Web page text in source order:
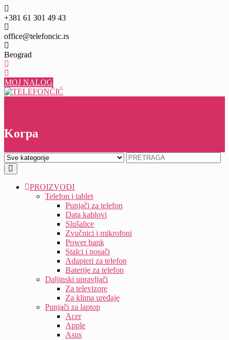
Skip
to
content
+381 61 301 49 43
office@telefoncic.rs
Beograd
MOJ NALOG
Korpa
PROIZVODI
Telefon i tablet
Punjači za telefon
Data kablovi
Slušalice
Zvučnici i mikrofoni
Power bank
Stalci i nosači
Adapteri za telefon
Baterije za telefon
Daljinski upravljači
Za televizore
Za klima uređaje
Punjači za laptop
Acer
Apple
Asus